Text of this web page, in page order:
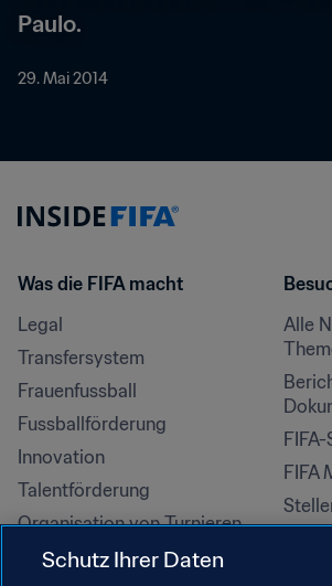
Paulo.
29. Mai 2014
Was die FIFA macht
Legal
Transfersystem
Frauenfussball
Fussballförderung
Innovation
Talentförderung
Organisation von Turnieren
Nachhaltigkeit
Alle
FIFA
Schutz Ihrer Daten